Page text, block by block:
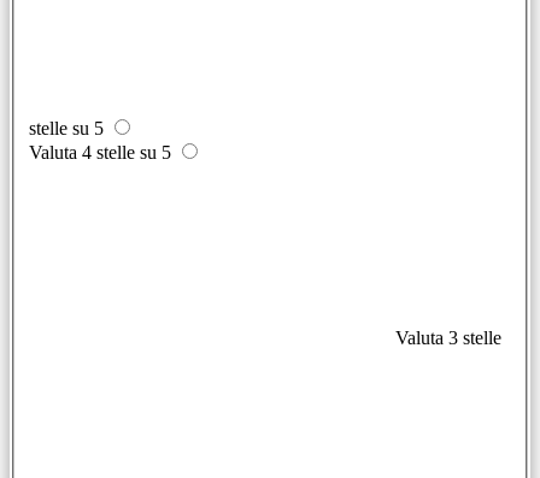
stelle su 5
Valuta 4 stelle su 5
Valuta 3 stelle